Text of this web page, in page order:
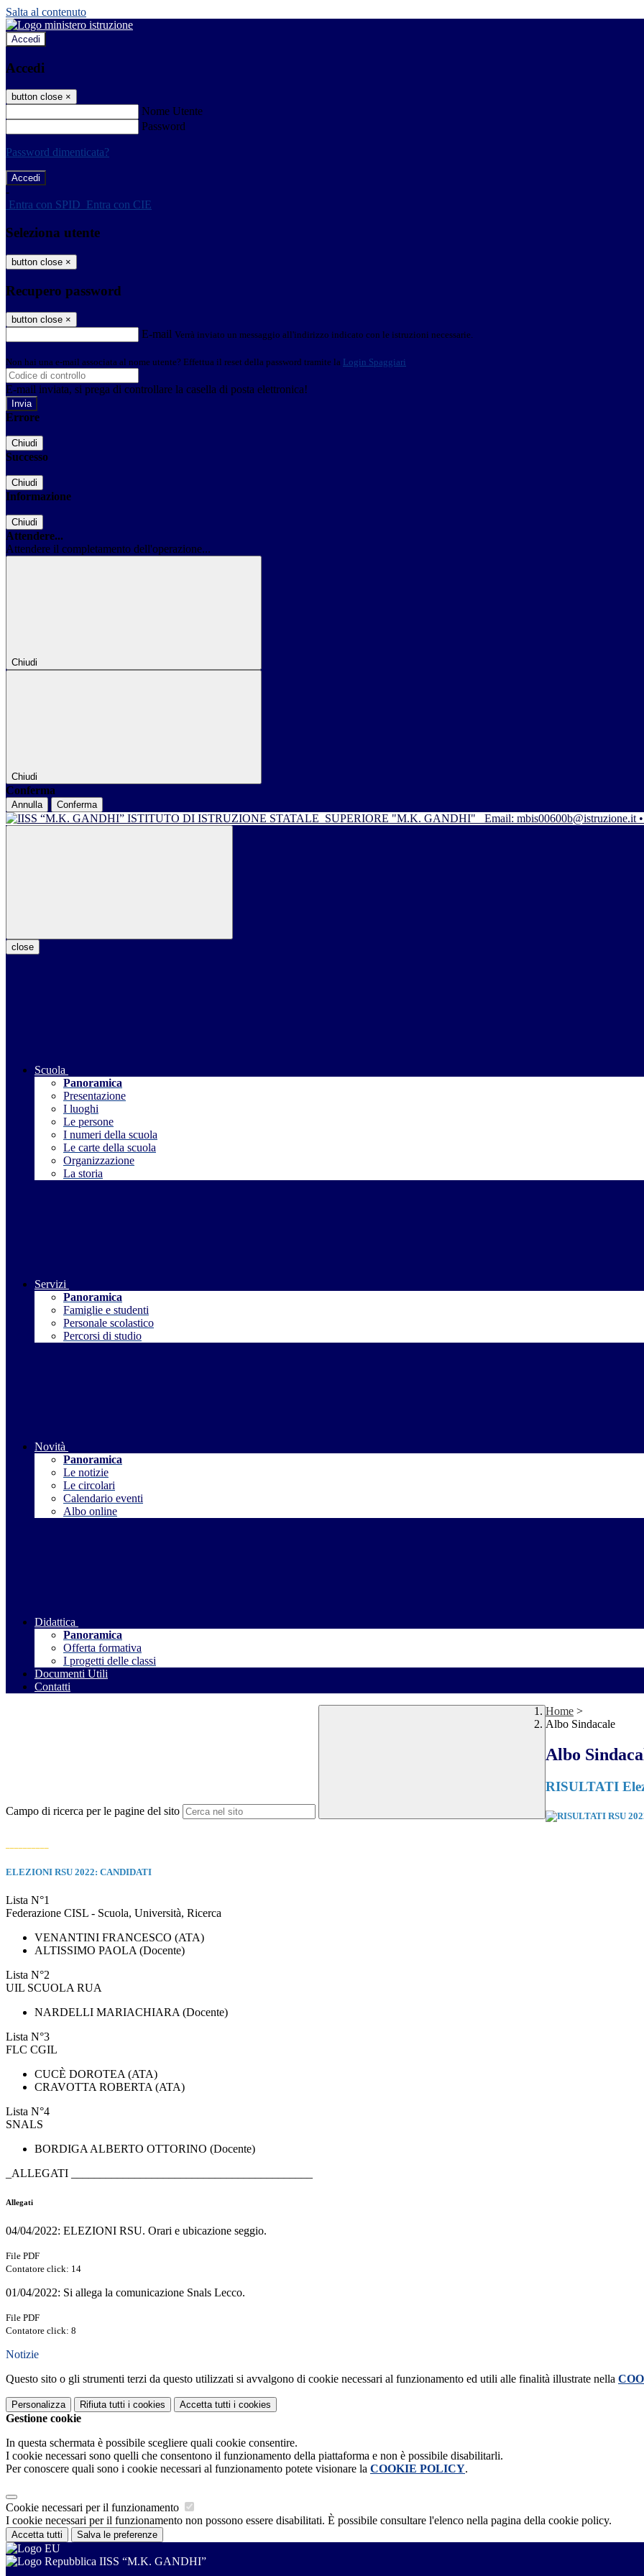
Salta al contenuto
Accedi
Accedi
button close ×
Nome Utente
Password
Password dimenticata?
-
Entra con SPID Entra con CIE
Seleziona utente
button close ×
Recupero password
button close ×
E-mail Verrà inviato un messaggio all'indirizzo indicato con le istruzioni necessarie.
Non hai una e-mail associata al nome utente? Effettua il reset della password tramite la Login Spaggiari
E-mail inviata, si prega di controllare la casella di posta elettronica!
Errore
Chiudi
Successo
Chiudi
Informazione
Chiudi
Attendere...
Attendere il completamento dell'operazione...
Chiudi
Chiudi
Conferma
Annulla Conferma
ISTITUTO DI ISTRUZIONE STATALE SUPERIORE "M.K. GANDHI" Email: mbis00600b@istruzione.it
close
Scuola
Panoramica
Presentazione
I luoghi
Le persone
I numeri della scuola
Le carte della scuola
Organizzazione
La storia
Servizi
Panoramica
Famiglie e studenti
Personale scolastico
Percorsi di studio
Novità
Panoramica
Le notizie
Le circolari
Calendario eventi
Albo online
Didattica
Panoramica
Offerta formativa
I progetti delle classi
Documenti Utili
Contatti
Campo di ricerca per le pagine del sito
Home >
Albo Sindacale
Albo
RISULTATI
ELEZIONI RSU 2022: CANDIDATI
Lista N°1
Federazione CISL - Scuola, Università, Ricerca
VENANTINI FRANCESCO (ATA)
ALTISSIMO PAOLA (Docente)
Lista N°2
UIL SCUOLA RUA
NARDELLI MARIACHIARA (Docente)
Lista N°3
FLC CGIL
CUCÈ DOROTEA (ATA)
CRAVOTTA ROBERTA (ATA)
Lista N°4
SNALS
BORDIGA ALBERTO OTTORINO (Docente)
_ALLEGATI __________________________________________
Allegati
04/04/2022: ELEZIONI RSU. Orari e ubicazione seggio.
File PDF
Contatore click: 14
01/04/2022: Si allega la comunicazione Snals Lecco.
File PDF
Contatore click: 8
Notizie
Questo sito o gli strumenti terzi da questo utilizzati si avvalgono di cookie necessari al funzionamento ed utili alle finalità illustrate nella
Personalizza Rifiuta tutti i cookies Accetta tutti i cookies
Gestione cookie
In questa schermata è possibile scegliere quali cookie consentire.
I cookie necessari sono quelli che consentono il funzionamento della piattaforma e non è possibile disabilitarli.
Per conoscere quali sono i cookie necessari al funzionamento potete visionare la COOKIE POLICY.
Cookie necessari per il funzionamento
I cookie necessari per il funzionamento non possono essere disabilitati. È possibile consultare l'elenco nella pagina della cookie policy.
Accetta tutti Salva le preferenze
IISS “M.K. GANDHI”